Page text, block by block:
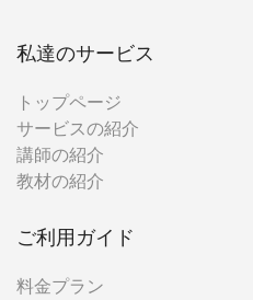
私達のサービス
トップページ
サービスの紹介
講師の紹介
教材の紹介
ご利用ガイド
料金プラン